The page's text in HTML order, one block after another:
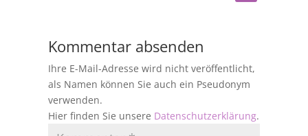
Kommentar absenden
Ihre E-Mail-Adresse wird nicht veröffentlicht,
als Namen können Sie auch ein Pseudonym
verwenden.
Hier finden Sie unsere Datenschutzerklärung.